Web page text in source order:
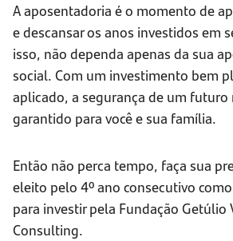
A aposentadoria é o momento de
e descansar os anos investidos em
isso, não dependa apenas da sua
social. Com um investimento bem
aplicado, a segurança de um futuro
garantido para você e sua família.
Então não perca tempo, faça sua
eleito pelo 4º ano consecutivo
para investir pela Fundação Getúlio
Consulting.